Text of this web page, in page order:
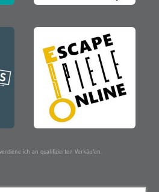
ich an qualifizierten Verkäufen.